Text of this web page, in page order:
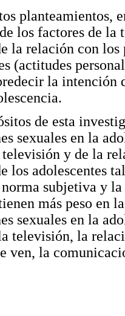
planteamientos,
los factores de
la relación con
(actitudes
la intención
de esta
sexuales en la
y de la
los adolescentes
subjetiva y
más peso en
sexuales en la
televisión, la
ven, la